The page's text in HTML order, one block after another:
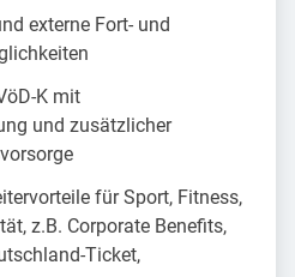
externe Fort- und
K mit
und zusätzlicher
für Sport, Fitness,
z.B. Corporate Benefits,
Ticket,